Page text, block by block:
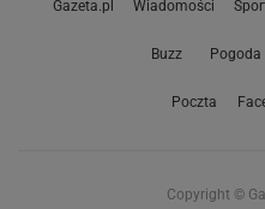
Gazeta.pl Wiadomości
Buzz Pogoda
Poczta
Copyright ©